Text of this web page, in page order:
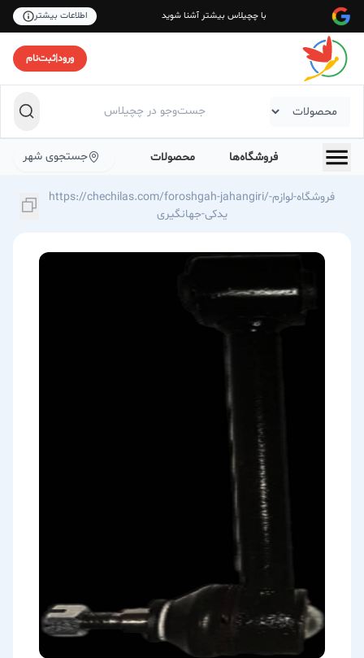
با چچیلاس بیشتر آشنا شوید اطلاعات بیشتر
ورود|ثبت‌نام
فروشگاه‌ها محصولات جستجوی شهر
https://chechilas.com/foroshgah-jahangiri/فروشگاه-لوازم-
یدکی-جهانگیری